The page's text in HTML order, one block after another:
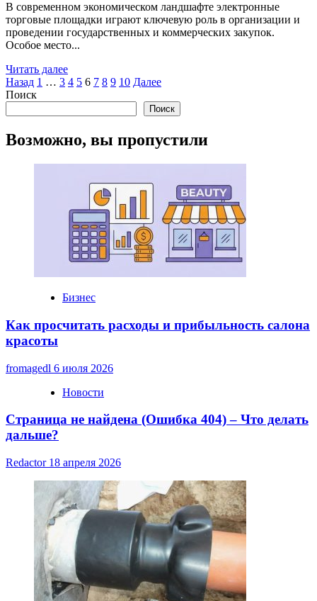
В современном экономическом ландшафте электронные
торговые площадки играют ключевую роль в организации и
проведении государственных и коммерческих закупок.
Особое место...
Читать далееRead
more
Сбербанка
тендерам:
перспективы
развития
Пагинация
записей
Назад 1 … 3 4 5 6 7 8 9 10 Далее
Поиск
Поиск
Возможно, вы пропустили
Бизнес
Как просчитать расходы и прибыльность салона
красоты
fromagedl 6 июля 2026
Новости
Страница не найдена (Ошибка 404) – Что делать
дальше?
Redactor 18 апреля 2026